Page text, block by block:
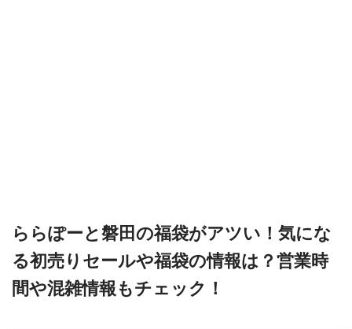
ららぽーと磐田の福袋がアツい！気にな
る初売りセールや福袋の情報は？営業時
間や混雑情報もチェック！